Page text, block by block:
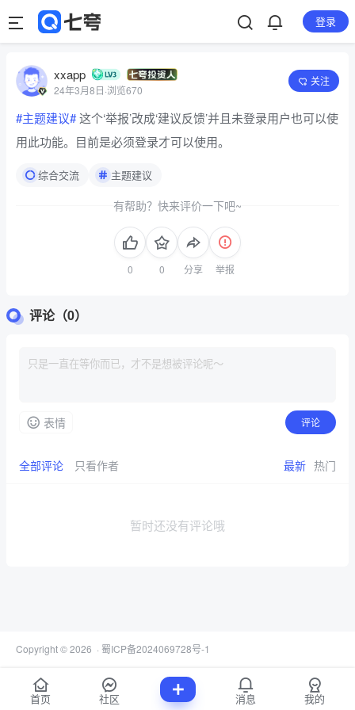
登录
xxapp
24年3月8日·浏览670
关注
#主题建议#这个‘举报’改成‘建议反馈’并且未登录用户也可以使
用此功能。目前是必须登录才可以使用。
综合交流 主题建议
有帮助？快来评价一下吧~
分享 举报
评论（0）
表情 评论
全部评论 只看作者 最新 热门
暂时还没有评论哦
Copyright © 2026 · 蜀ICP备2024069728号-1
首页 社区 消息 我的